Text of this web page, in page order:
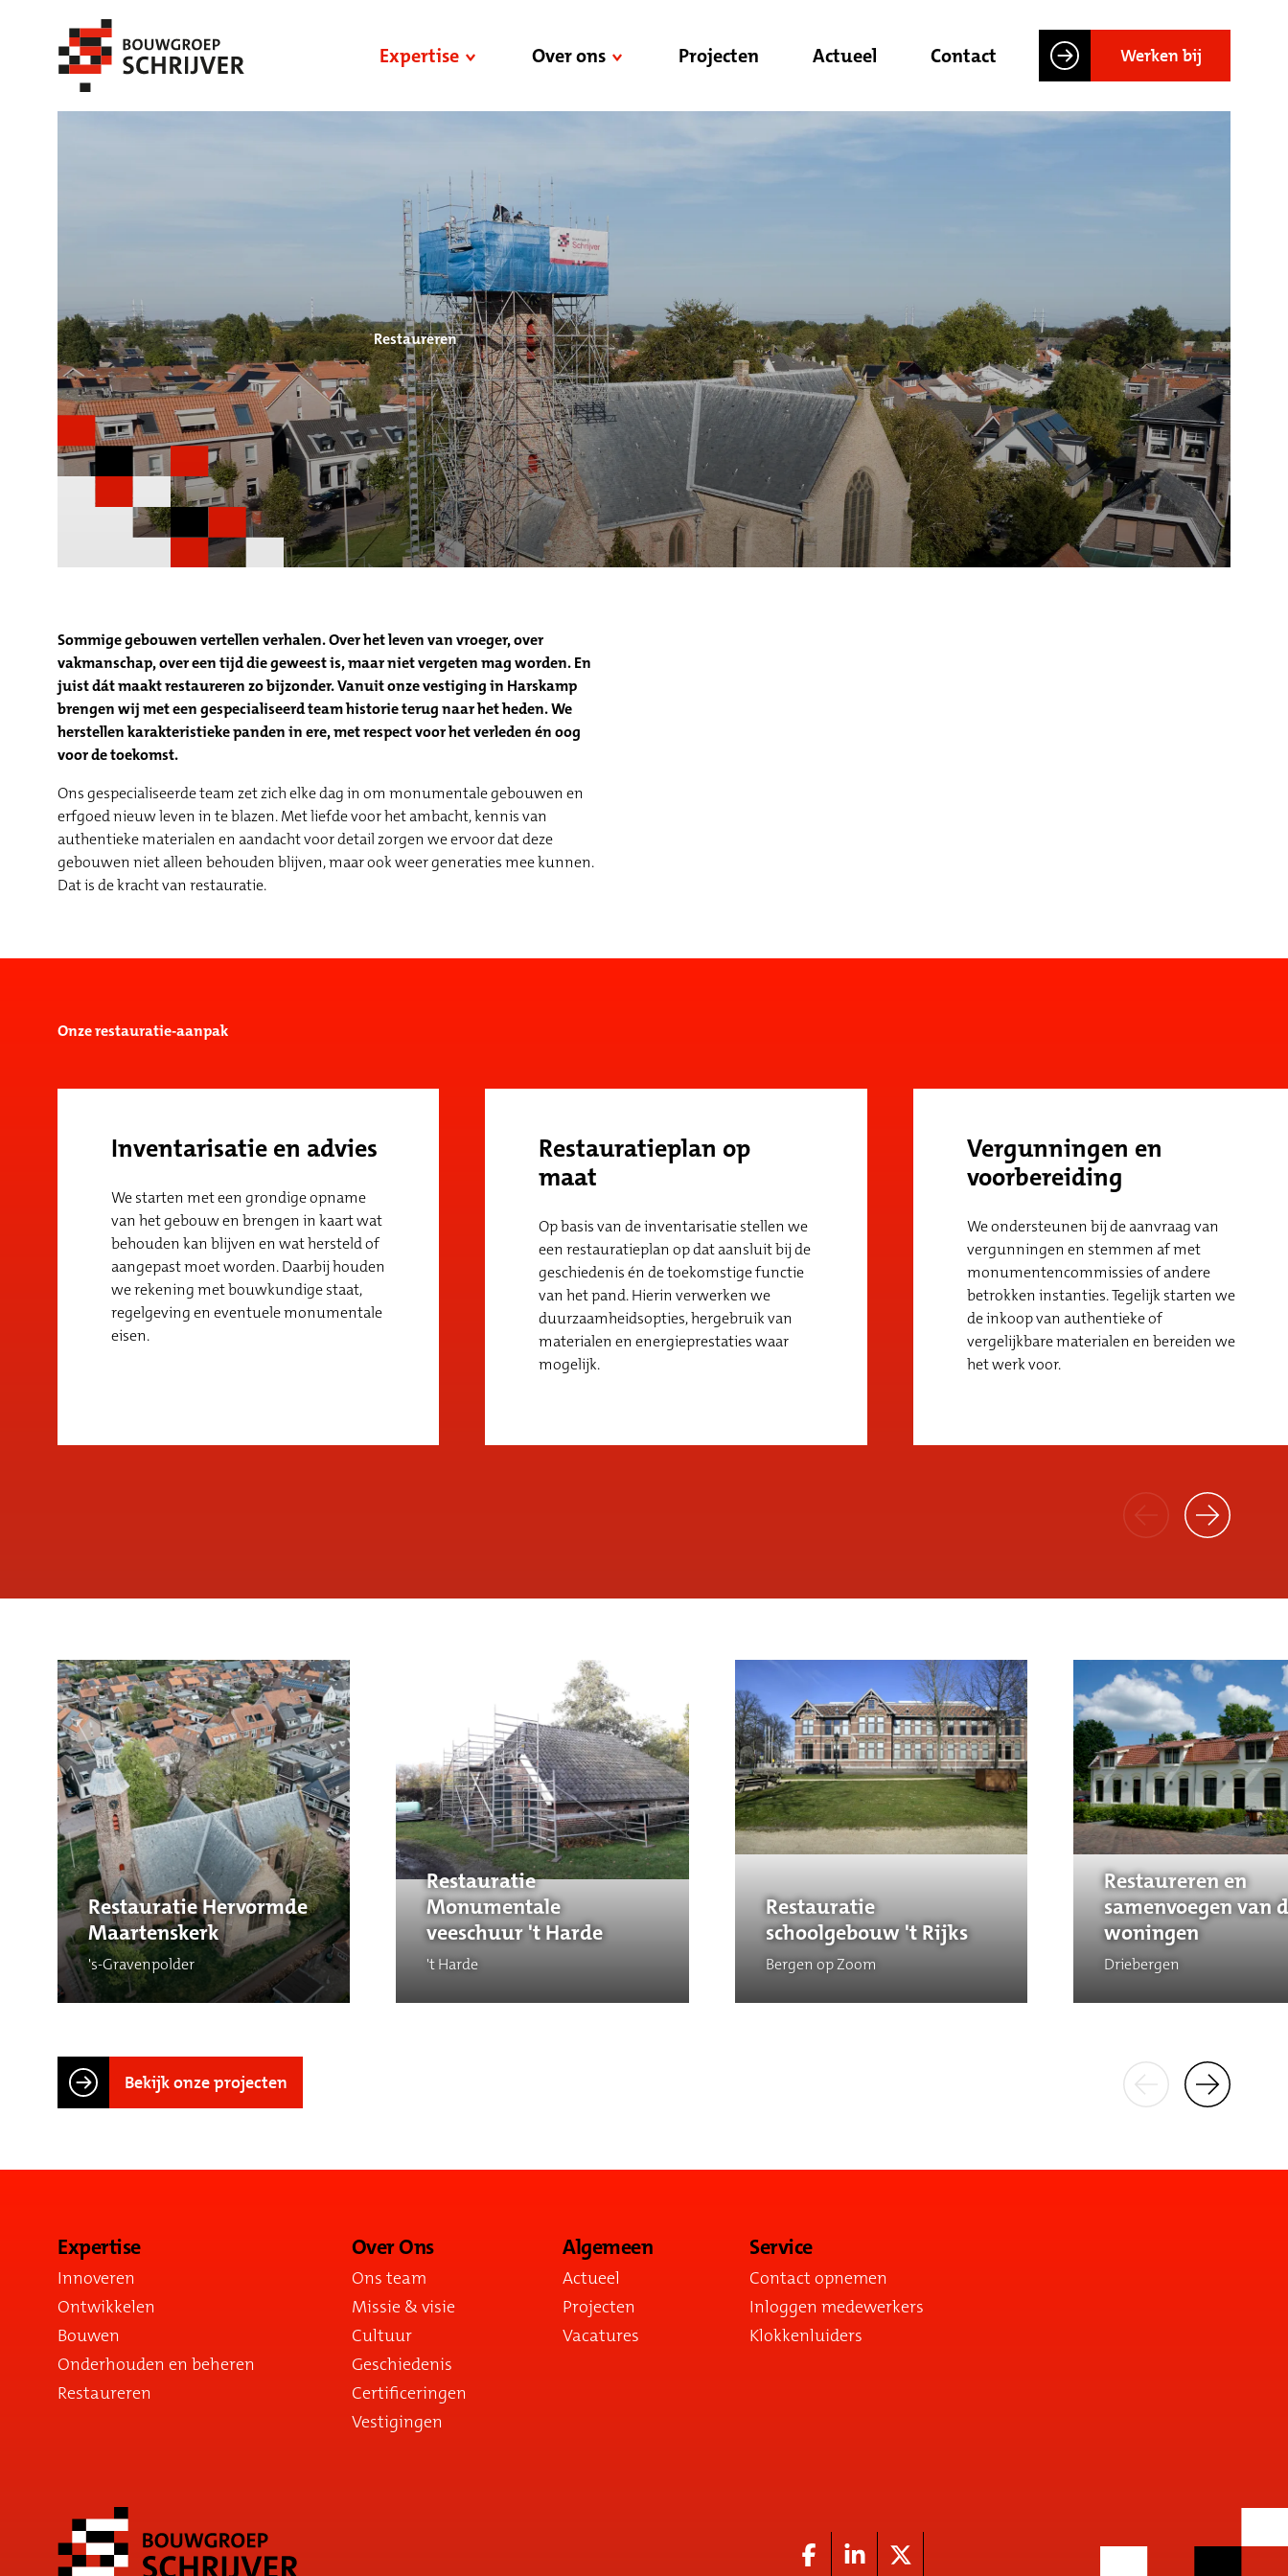
Expertise Over ons Projecten Actueel Contact Werken bij
Restaureren
Sommige gebouwen vertellen verhalen. Over het leven van vroeger, over
vakmanschap, over een tijd die geweest is, maar niet vergeten mag worden. En
juist dát maakt restaureren zo bijzonder. Vanuit onze vestiging in Harskamp
brengen wij met een gespecialiseerd team historie terug naar het heden. We
herstellen karakteristieke panden in ere, met respect voor het verleden én oog
voor de toekomst.
Ons gespecialiseerde team zet zich elke dag in om monumentale gebouwen en
erfgoed nieuw leven in te blazen. Met liefde voor het ambacht, kennis van
authentieke materialen en aandacht voor detail zorgen we ervoor dat deze
gebouwen niet alleen behouden blijven, maar ook weer generaties mee kunnen.
Dat is de kracht van restauratie.
Onze restauratie-aanpak
Inventarisatie en advies
We starten met een grondige opname
van het gebouw en brengen in kaart wat
behouden kan blijven en wat hersteld of
aangepast moet worden. Daarbij houden
we rekening met bouwkundige staat,
regelgeving en eventuele monumentale
eisen.
Restauratieplan op
maat
Op basis van de inventarisatie stellen we
een restauratieplan op dat aansluit bij de
geschiedenis én de toekomstige functie
van het pand. Hierin verwerken we
duurzaamheidsopties, hergebruik van
materialen en energieprestaties waar
mogelijk.
Vergunningen en
voorbereiding
We ondersteunen bij de aanvraag van
vergunningen en stemmen af met
monumentencommissies of andere
betrokken instanties. Tegelijk starten we
de inkoop van authentieke of
vergelijkbare materialen en bereiden we
het werk voor.
Restauratie Hervormde
Maartenskerk
's-Gravenpolder
Restauratie
Monumentale
veeschuur 't Harde
't Harde
Restauratie
schoolgebouw 't Rijks
Bergen op Zoom
Restaureren en
samenvoegen van
woningen
Driebergen
Bekijk onze projecten
Expertise
Innoveren
Ontwikkelen
Bouwen
Onderhouden en beheren
Restaureren
Over Ons
Ons team
Missie & visie
Cultuur
Geschiedenis
Certificeringen
Vestigingen
Algemeen
Actueel
Projecten
Vacatures
Service
Contact opnemen
Inloggen medewerkers
Klokkenluiders